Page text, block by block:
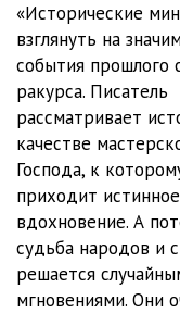
«Исторические
взглянуть на
события прошлого
ракурса. Писатель
рассматривает
качестве
Господа, к
приходит истинное
вдохновение. А
судьба народов и
решается
мгновениями. Они